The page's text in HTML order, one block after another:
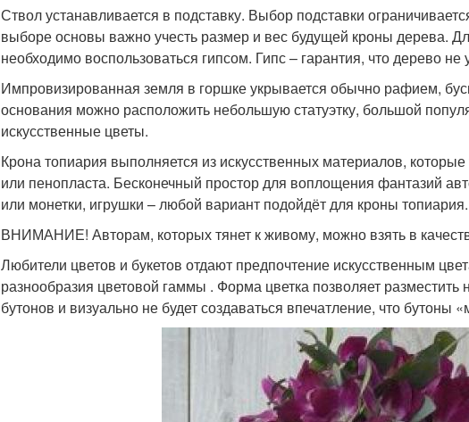
Ствол устанавливается в подставку. Выбор подставки
выборе основы важно учесть размер и вес будущей кроны дерева.
необходимо воспользоваться гипсом. Гипс – гарантия, что дерево
Импровизированная земля в горшке укрывается обычно рафием,
основания можно расположить небольшую статуэтку, большой
искусственные цветы.
Крона топиария выполняется из искусственных материалов,
или пенопласта. Бесконечный простор для воплощения фантазий
или монетки, игрушки – любой вариант подойдёт для кроны топиария.
ВНИМАНИЕ! Авторам, которых тянет к живому, можно взять в
Любители цветов и букетов отдают предпочтение искусственным
разнообразия цветовой гаммы . Форма цветка позволяет
бутонов и визуально не будет создаваться впечатление, что бутоны